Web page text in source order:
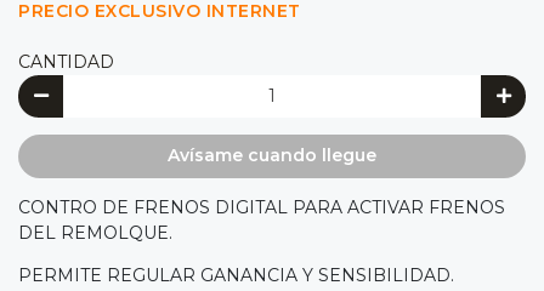
PRECIO EXCLUSIVO INTERNET
CANTIDAD
Avísame cuando llegue
CONTRO DE FRENOS DIGITAL PARA ACTIVAR FRENOS
DEL REMOLQUE.
PERMITE REGULAR GANANCIA Y SENSIBILIDAD.